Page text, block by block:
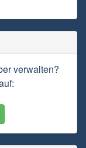
verwalten?